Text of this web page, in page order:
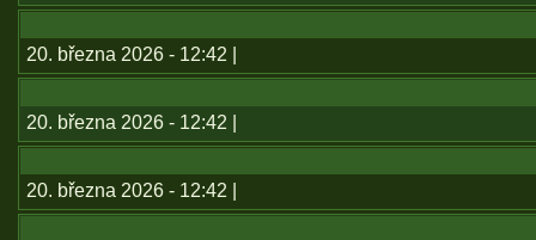
20. března 2026 - 12:42 |
20. března 2026 - 12:42 |
20. března 2026 - 12:42 |